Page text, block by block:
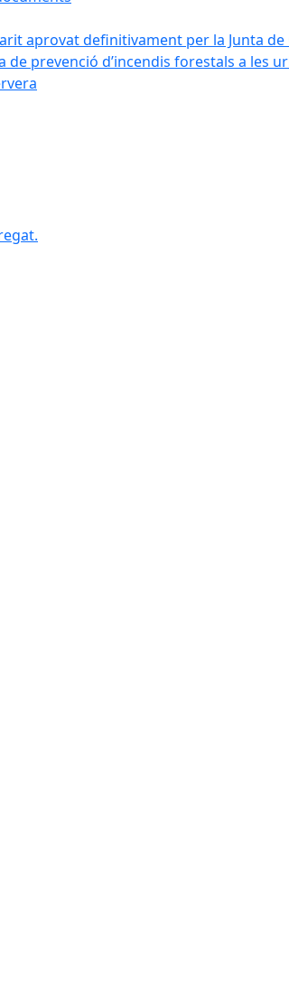
aprovat definitivament per la Junta
prevenció d’incendis forestals a les